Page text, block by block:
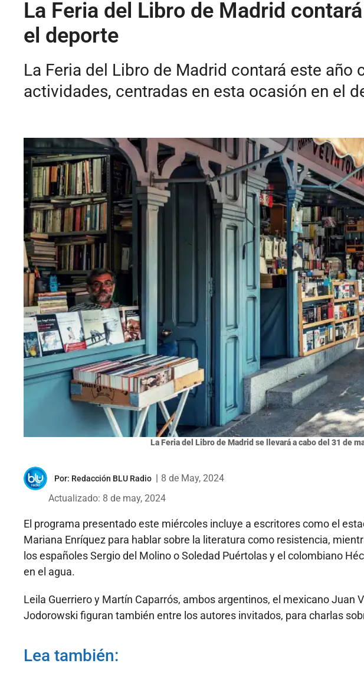
La Feria del Libro de Madrid
el deporte
La Feria del Libro de Madrid contará este
actividades, centradas en esta ocasión en el
La Feria del Libro de Madrid se llevará a cabo del 31 de
Por: Redacción BLU Radio
8 de May, 2024
Actualizado: 8 de may, 2024
El programa presentado este miércoles incluye a escritores como el
Mariana Enríquez para hablar sobre la literatura como resistencia,
los españoles Sergio del Molino o Soledad Puértolas y el colombiano
en el agua.
Leila Guerriero y Martín Caparrós, ambos argentinos, el mexicano Juan
Jodorowski figuran también entre los autores invitados, para charlas
Lea también: